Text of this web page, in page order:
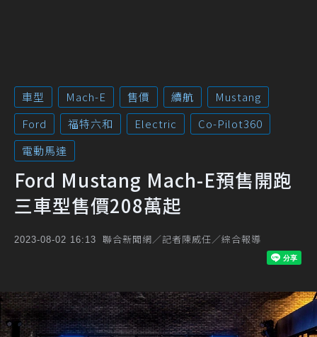
車型 Mach-E 售價 續航
Mustang
Ford
福特六和 Electric
Co-Pilot360
電動馬達
Ford Mustang Mach-E預售開跑
三車型售價208萬起
2023-08-02 16:13 聯合新聞網／記者陳威任／綜合報導